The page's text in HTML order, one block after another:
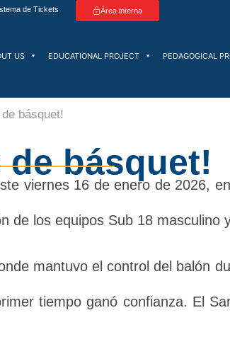
de Tickets Área interna
US EDUCATIONAL PROJECT PEDAGOGICAL
de básquet!
de básquet!
viernes 16 de enero de 2026,
de los equipos Sub 18 masculino
mantuvo el control del balón
tiempo ganó confianza. El